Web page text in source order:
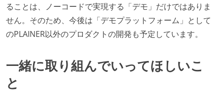
ることは、ノーコードで実現する「デモ」だけではありま
せん。そのため、今後は「デモプラットフォーム」として
のPLAINER以外のプロダクトの開発も予定しています。
一緒に取り組んでいってほしいこ
と